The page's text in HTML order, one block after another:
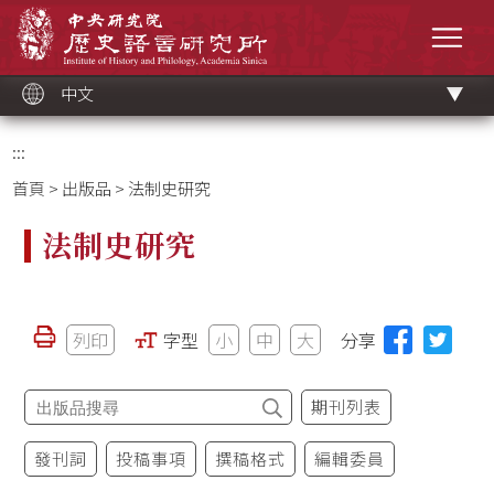
中文
:::
首頁 > 出版品 > 法制史研究
法制史研究
列印 字型 小 中 大 分享
期刊列表
發刊詞 投稿事項 撰稿格式 編輯委員